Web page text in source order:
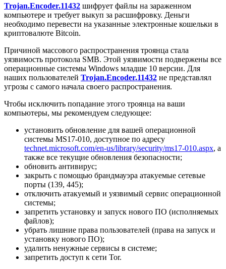
Trojan.Encoder.11432 шифрует файлы на зараженном
компьютере и требует выкуп за расшифровку. Деньги
необходимо перевести на указанные электронные кошельки в
криптовалюте Bitcoin.
Причиной массового распространения троянца стала
уязвимость протокола SMB. Этой уязвимости подвержены все
операционные системы Windows младше 10 версии. Для
наших пользователей Trojan.Encoder.11432 не представлял
угрозы с самого начала своего распространения.
Чтобы исключить попадание этого троянца на ваши
компьютеры, мы рекомендуем следующее:
установить обновление для вашей операционной
системы MS17-010, доступное по адресу
technet.microsoft.com/en-us/library/security/ms17-010.aspx, а
также все текущие обновления безопасности;
обновить антивирус;
закрыть с помощью брандмауэра атакуемые сетевые
порты (139, 445);
отключить атакуемый и уязвимый сервис операционной
системы;
запретить установку и запуск нового ПО (исполняемых
файлов);
убрать лишние права пользователей (права на запуск и
установку нового ПО);
удалить ненужные сервисы в системе;
запретить доступ к сети Tor.